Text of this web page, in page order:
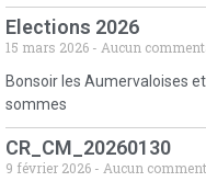
Elections 2026
15 mars 2026
Aucun
Bonsoir les Aumervaloises
sommes
CR_CM_20260130
9 février 2026
Aucun